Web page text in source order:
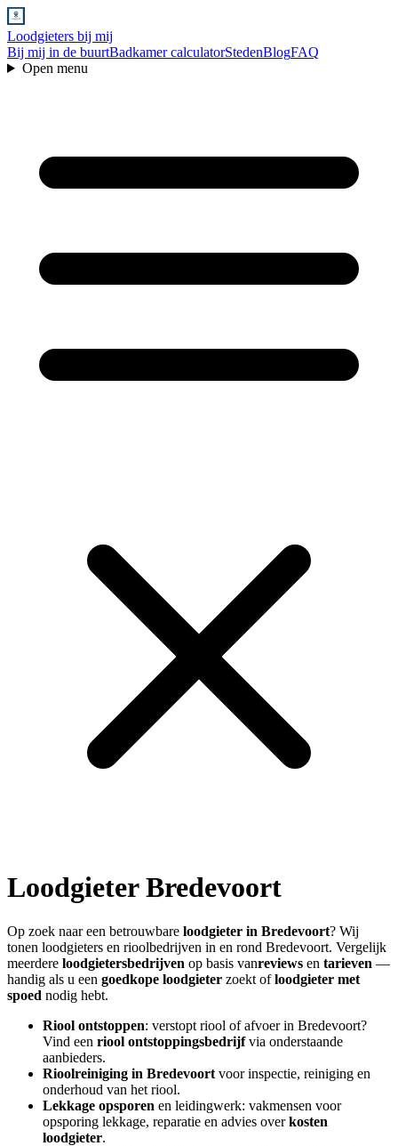
Loodgieters bij mij
Bij mij in de buurtBadkamer calculatorStedenBlogFAQ
Open menu
LoodgieterBredevoort
Op zoek naar een betrouwbare loodgieter in Bredevoort? Wij
tonen loodgieters en rioolbedrijven in en rond Bredevoort. Vergelijk
meerdere loodgietersbedrijven op basis vanreviews en tarieven —
handig als u een goedkope loodgieter zoekt ofloodgieter met
spoed nodig hebt.
Riool ontstoppen: verstopt riool of afvoer in Bredevoort?
Vind een riool ontstoppingsbedrijfvia onderstaande
aanbieders.
Rioolreiniging in Bredevoort voor inspectie, reiniging en
onderhoud van het riool.
Lekkage opsporen en leidingwerk: vakmensen voor
opsporing lekkage, reparatie en advies overkosten
loodgieter.